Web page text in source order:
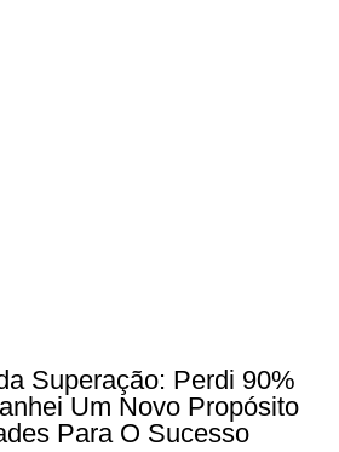
Superação: Perdi 90%
Um Novo Propósito
Para O Sucesso